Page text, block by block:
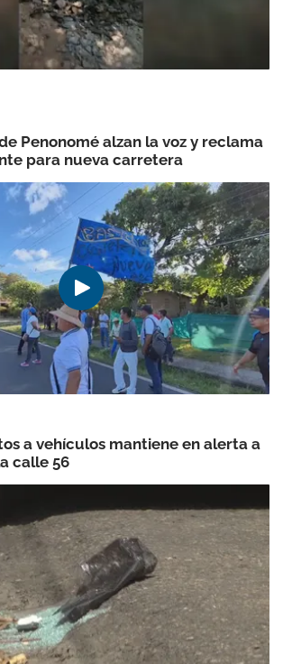
Penonomé alzan la voz y reclama
para nueva carretera
a vehículos mantiene en alerta a
calle 56